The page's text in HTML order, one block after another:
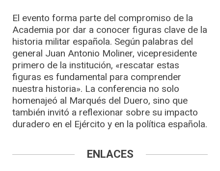
El evento forma parte del compromiso de la
Academia por dar a conocer figuras clave de la
historia militar española. Según palabras del
general Juan Antonio Moliner, vicepresidente
primero de la institución, «rescatar estas
figuras es fundamental para comprender
nuestra historia». La conferencia no solo
homenajeó al Marqués del Duero, sino que
también invitó a reflexionar sobre su impacto
duradero en el Ejército y en la política española.
ENLACES